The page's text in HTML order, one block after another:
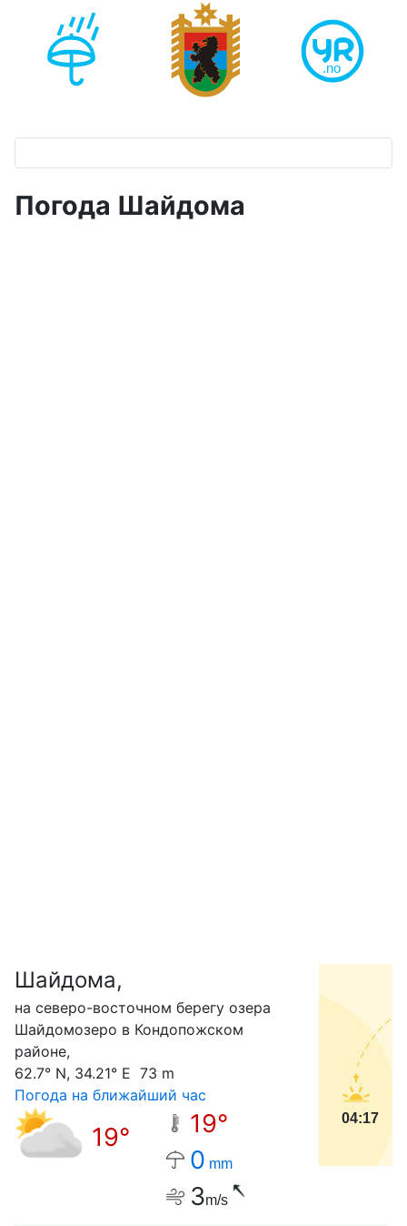
Погода Шайдома
Шайдома,
на северо-восточном берегу озера
Шайдомозеро в Кондопожском
районе,
62.7° N, 34.21° E 73 m
Погода на ближайший час
19°
19°
0 mm
3m/s
04:17